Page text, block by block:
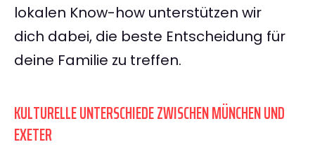
lokalen Know-how unterstützen wir
dich dabei, die beste Entscheidung für
deine Familie zu treffen.
KULTURELLE UNTERSCHIEDE ZWISCHEN MÜNCHEN UND
EXETER